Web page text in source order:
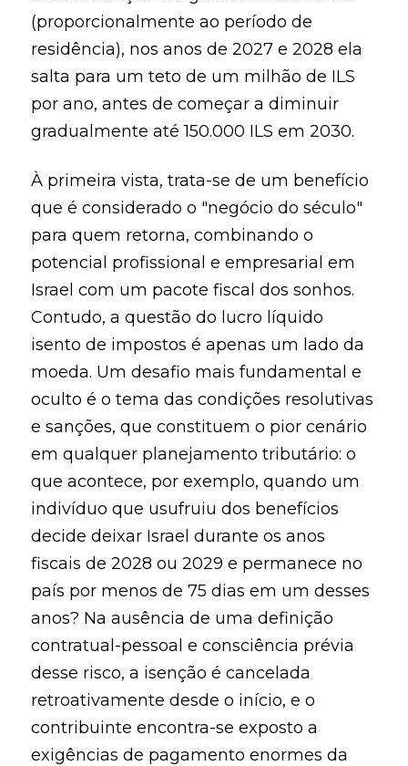
(proporcionalmente ao período de
residência), nos anos de 2027 e 2028 ela
salta para um teto de um milhão de ILS
por ano, antes de começar a diminuir
gradualmente até 150.000 ILS em 2030.
À primeira vista, trata-se de um benefício
que é considerado o "negócio do século"
para quem retorna, combinando o
potencial profissional e empresarial em
Israel com um pacote fiscal dos sonhos.
Contudo, a questão do lucro líquido
isento de impostos é apenas um lado da
moeda. Um desafio mais fundamental e
oculto é o tema das condições resolutivas
e sanções, que constituem o pior cenário
em qualquer planejamento tributário: o
que acontece, por exemplo, quando um
indivíduo que usufruiu dos benefícios
decide deixar Israel durante os anos
fiscais de 2028 ou 2029 e permanece no
país por menos de 75 dias em um desses
anos? Na ausência de uma definição
contratual-pessoal e consciência prévia
desse risco, a isenção é cancelada
retroativamente desde o início, e o
contribuinte encontra-se exposto a
exigências de pagamento enormes da